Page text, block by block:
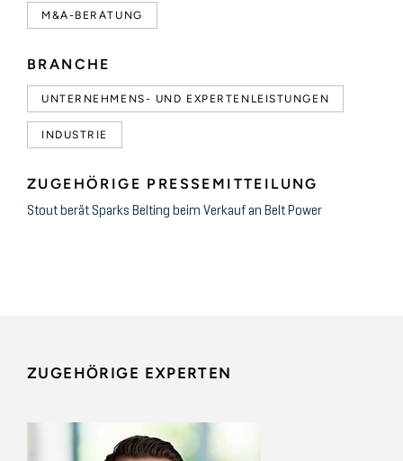
M&A-BERATUNG
BRANCHE
UNTERNEHMENS- UND EXPERTENLEISTUNGEN
INDUSTRIE
ZUGEHÖRIGE PRESSEMITTEILUNG
Stout berät Sparks Belting beim Verkauf an Belt Power
ZUGEHÖRIGE EXPERTEN